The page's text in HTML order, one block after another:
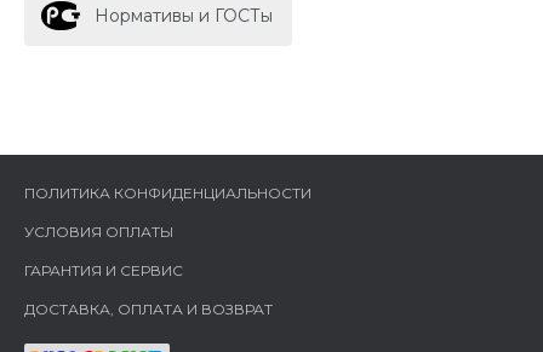
Нормативы и ГОСТы
ПОЛИТИКА КОНФИДЕНЦИАЛЬНОСТИ
УСЛОВИЯ ОПЛАТЫ
ГАРАНТИЯ И СЕРВИС
ДОСТАВКА, ОПЛАТА И ВОЗВРАТ